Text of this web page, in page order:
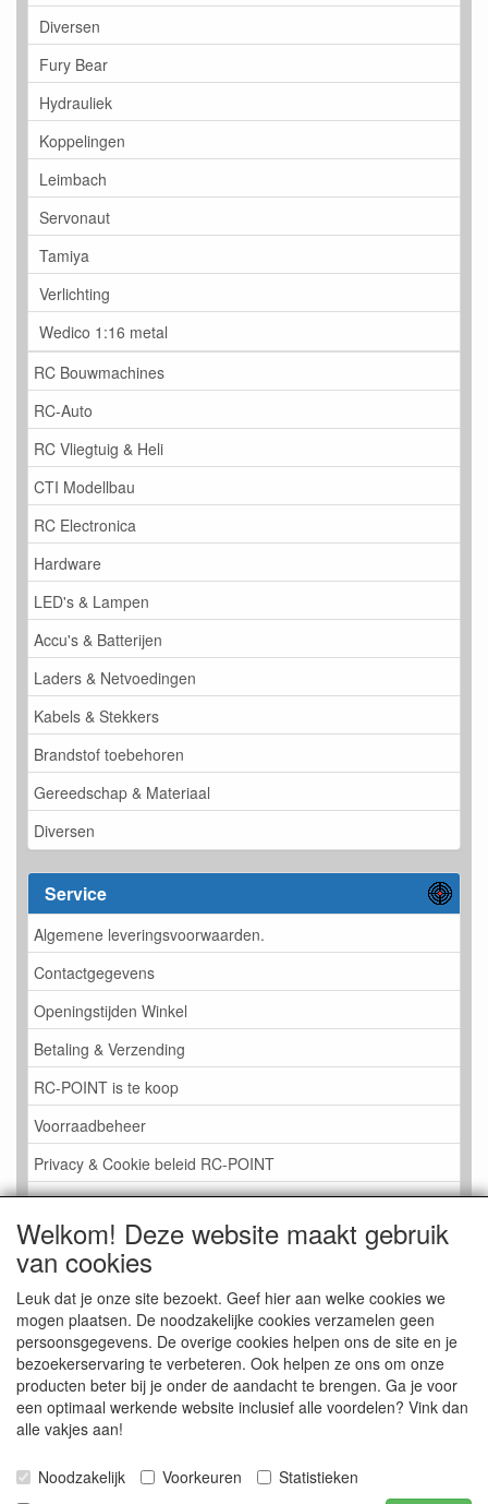
Diversen
Fury Bear
Hydrauliek
Koppelingen
Leimbach
Servonaut
Tamiya
Verlichting
Wedico 1:16 metal
RC Bouwmachines
RC-Auto
RC Vliegtuig & Heli
CTI Modellbau
RC Electronica
Hardware
LED's & Lampen
Accu's & Batterijen
Laders & Netvoedingen
Kabels & Stekkers
Brandstof toebehoren
Gereedschap & Materiaal
Diversen
Service
Algemene leveringsvoorwaarden.
Contactgegevens
Openingstijden Winkel
Betaling & Verzending
RC-POINT is te koop
Voorraadbeheer
Privacy & Cookie beleid RC-POINT
LINK PAGINA
Gastenboek RC-POINT
Kijkje in de Winkel
Welkom! Deze website maakt gebruik
van cookies
Leuk dat je onze site bezoekt. Geef hier aan welke cookies we
mogen plaatsen. De noodzakelijke cookies verzamelen geen
persoonsgegevens. De overige cookies helpen ons de site en je
bezoekerservaring te verbeteren. Ook helpen ze ons om onze
producten beter bij je onder de aandacht te brengen. Ga je voor
een optimaal werkende website inclusief alle voordelen? Vink dan
alle vakjes aan!
Noodzakelijk Voorkeuren
Statistieken